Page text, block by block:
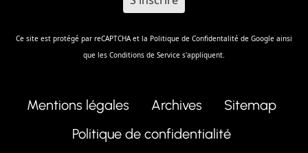
Ce site est protégé par reCAPTCHA et la Politique de Confidentalité de Google ainsi
que les Conditions de Service s'appliquent.
Mentions légales Archives
Sitemap
Politique de confidentialité